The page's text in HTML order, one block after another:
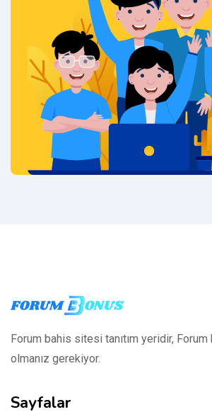
Forum bahis sitesi tanıtım yeridir, Forum
olmanız gerekiyor.
Sayfalar